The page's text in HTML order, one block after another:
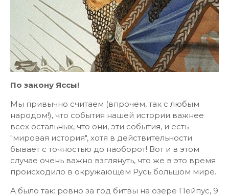
По закону Яссы!
Мы привычно считаем (впрочем, так с любым
народом!), что события нашей истории важнее
всех остальных, что они, эти события, и есть
"мировая история", хотя в действительности
бывает с точностью до наоборот! Вот и в этом
случае очень важно взглянуть, что же в это время
происходило в окружающем Русь большом мире.
А было так: ровно за год битвы на озере Пейпус, 9